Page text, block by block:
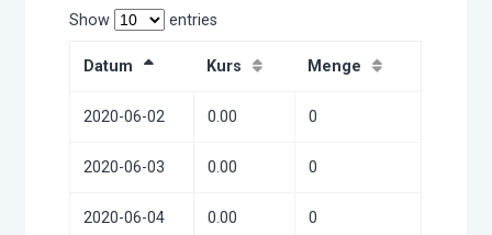
Show entries
Datum Kurs Menge
2020-06-02 0.00 0
2020-06-03 0.00 0
2020-06-04 0.00 0